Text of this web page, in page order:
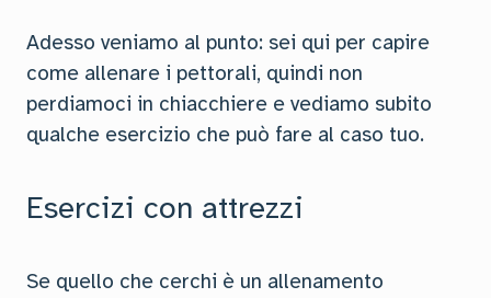
Adesso veniamo al punto: sei qui per capire
come allenare i pettorali, quindi non
perdiamoci in chiacchiere e vediamo subito
qualche esercizio che può fare al caso tuo.
Esercizi con attrezzi
Se quello che cerchi è un allenamento